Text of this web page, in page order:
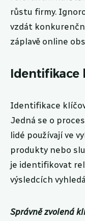
růstu firmy.
vzdát
záplavě online
Identifikace
Identifikace
Jedná se o
lidé používají ve
produkty nebo
je identifikovat
výsledcích
Správně zvolená